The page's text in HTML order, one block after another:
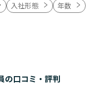
入社形態
年数
の口コミ・評判